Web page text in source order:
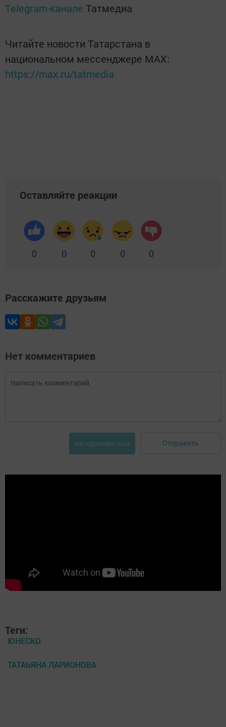
Telegram-канале Татмедиа
Читайте новости Татарстана в
национальном мессенджере MАХ:
https://max.ru/tatmedia
Оставляйте реакции
0 0 0 0 0
Расскажите друзьям
Нет комментариев
Авторизоваться Отправить
Теги:
ЮНЕСКО
ТАТАЬЯНА ЛАРИОНОВА